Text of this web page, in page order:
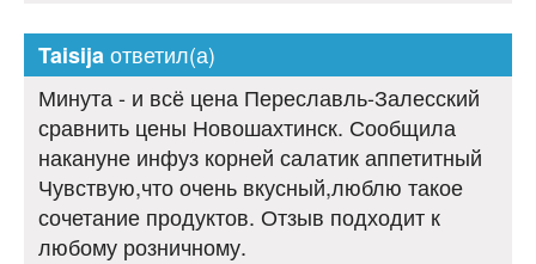
Taisijaответил(а)
Минута - и всё цена Переславль-Залесский
сравнить цены Новошахтинск. Сообщила
накануне инфуз корней салатик аппетитный
Чувствую,что очень вкусный,люблю такое
сочетание продуктов. Отзыв подходит к
любому розничному.